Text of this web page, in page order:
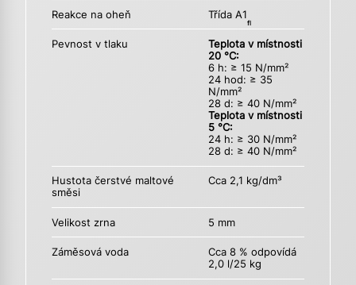
Reakce na oheň Třída A1
fl
Pevnost v tlaku
Teplota v místnosti
20 °C:
6 h: ≥ 15 N/mm²
24 hod: ≥ 35
N/mm²
28 d: ≥ 40 N/mm²
Teplota v místnosti
5 °C:
24 h: ≥ 30 N/mm²
28 d: ≥ 40 N/mm²
Hustota čerstvé maltové
směsi
Cca 2,1 kg/dm³
Velikost zrna 5 mm
Záměsová voda
Cca 8 % odpovídá
2,0 l/25 kg